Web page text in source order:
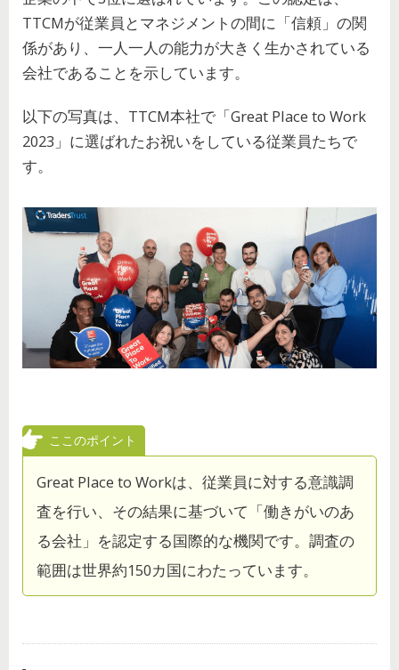
TTCMが従業員とマネジメントの間に「信頼」の関
係があり、一人一人の能力が大きく生かされている
会社であることを示しています。
以下の写真は、TTCM本社で「Great Place to Work
2023」に選ばれたお祝いをしている従業員たちで
す。
ここのポイント
Great Place to Workは、従業員に対する意識調
査を行い、その結果に基づいて「働きがいのあ
る会社」を認定する国際的な機関です。調査の
範囲は世界約150カ国にわたっています。